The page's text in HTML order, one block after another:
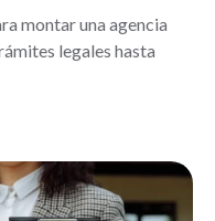
montar una agencia
legales hasta